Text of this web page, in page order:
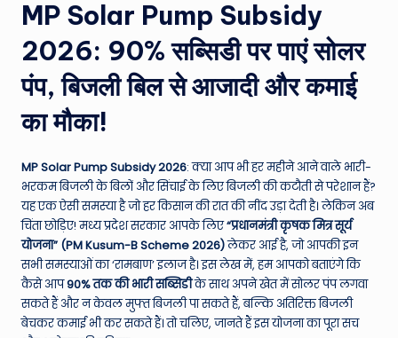
e
c
h
&
o
vi
e
N
e
w
MP Solar Pump Subsidy
2026: 90% सब्सिडी पर पाएं सोलर
पंप, बिजली बिल से आजादी और कमाई
का मौका!
MP Solar Pump Subsidy 2026: क्या आप भी हर महीने आने वाले भारी-
भरकम बिजली के बिलों और सिंचाई के लिए बिजली की कटौती से परेशान हैं?
यह एक ऐसी समस्या है जो हर किसान की रात की नींद उड़ा देती है। लेकिन अब
चिंता छोड़िए! मध्य प्रदेश सरकार आपके लिए“प्रधानमंत्री कृषक मित्र सूर्य
योजना” (PM Kusum-B Scheme 2026)लेकर आई है, जो आपकी इन
सभी समस्याओं का ‘रामबाण’ इलाज है। इस लेख में, हम आपको बताएंगे कि
कैसे आप90% तक की भारी सब्सिडीके साथ अपने खेत में सोलर पंप लगवा
सकते हैं और न केवल मुफ्त बिजली पा सकते हैं, बल्कि अतिरिक्त बिजली
बेचकर कमाई भी कर सकते हैं। तो चलिए, जानते हैं इस योजना का पूरा सच